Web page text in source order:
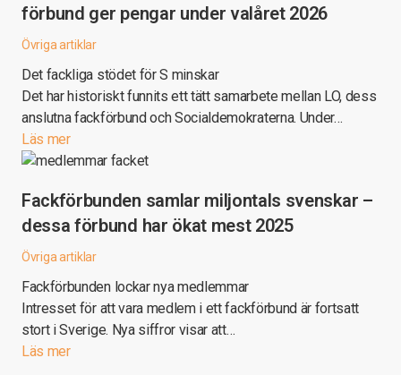
förbund ger pengar under valåret 2026
Övriga artiklar
Det fackliga stödet för S minskar
Det har historiskt funnits ett tätt samarbete mellan LO, dess
anslutna fackförbund och Socialdemokraterna. Under…
Läs mer
Fackförbunden samlar miljontals svenskar –
dessa förbund har ökat mest 2025
Övriga artiklar
Fackförbunden lockar nya medlemmar
Intresset för att vara medlem i ett fackförbund är fortsatt
stort i Sverige. Nya siffror visar att…
Läs mer